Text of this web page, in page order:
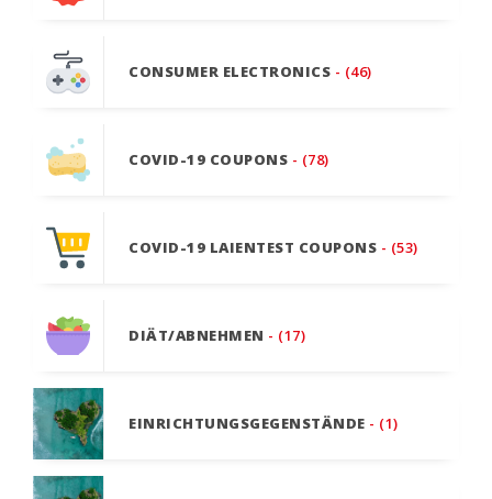
CONSUMER ELECTRONICS - (46)
COVID-19 COUPONS - (78)
COVID-19 LAIENTEST COUPONS - (53)
DIÄT/ABNEHMEN - (17)
EINRICHTUNGSGEGENSTÄNDE - (1)